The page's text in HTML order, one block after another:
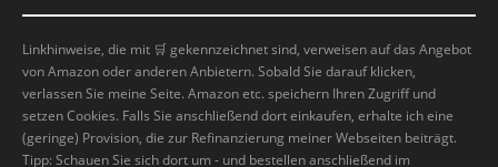
Linkhinweise, die mit 🛒 gekennzeichnet sind, verweisen auf das Angebot
von Amazon oder anderen Anbietern. Sobald Sie darauf klicken,
verlassen Sie meine Seite. Amazon etc. speichern Ihren Zugriff und
setzen Cookies. Falls Sie anschließend dort einkaufen, erhalte ich eine
(geringe) Provision, die zur Refinanzierung meiner Webseiten beiträgt.
Tipp: Schauen Sie sich dort um - und bestellen anschließend im